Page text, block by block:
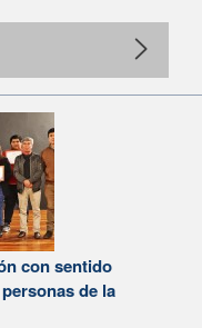
con sentido
de la